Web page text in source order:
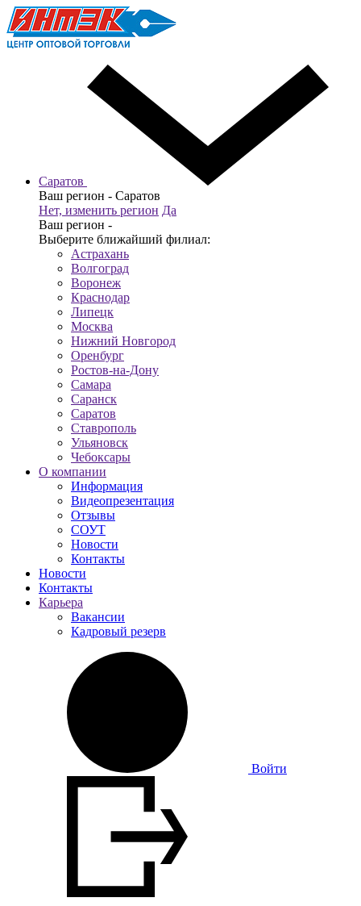
Саратов
Ваш регион - Саратов
Нет, изменить регион Да
Ваш регион -
Выберите ближайший филиал:
Астрахань
Волгоград
Воронеж
Краснодар
Липецк
Москва
Нижний Новгород
Оренбург
Ростов-на-Дону
Самара
Саранск
Саратов
Ставрополь
Ульяновск
Чебоксары
О компании
Информация
Видеопрезентация
Отзывы
СОУТ
Новости
Контакты
Новости
Контакты
Карьера
Вакансии
Кадровый резерв
Войти